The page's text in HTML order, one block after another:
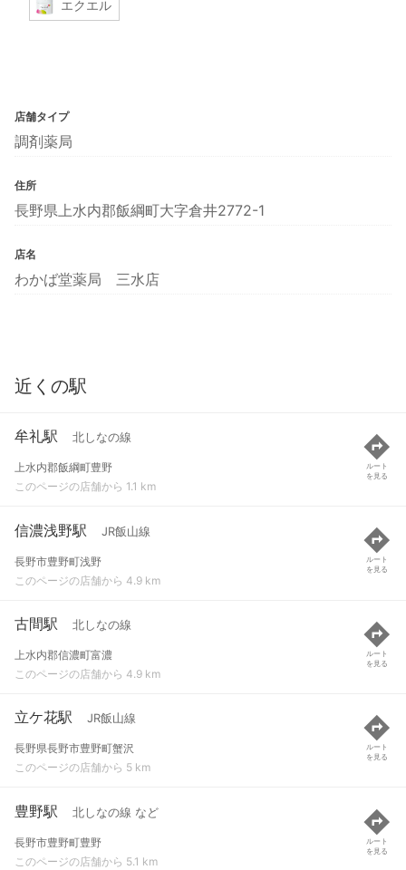
エクエル
店舗タイプ
調剤薬局
住所
長野県上水内郡飯綱町大字倉井2772-1
店名
わかば堂薬局 三水店
近くの駅
牟礼駅 北しなの線
上水内郡飯綱町豊野
このページの店舗から 1.1 km
ルート
を見る
信濃浅野駅 JR飯山線
長野市豊野町浅野
このページの店舗から 4.9 km
ルート
を見る
古間駅 北しなの線
上水内郡信濃町富濃
このページの店舗から 4.9 km
ルート
を見る
立ケ花駅 JR飯山線
長野県長野市豊野町蟹沢
このページの店舗から 5 km
ルート
を見る
豊野駅 北しなの線 など
長野市豊野町豊野
このページの店舗から 5.1 km
ルート
を見る